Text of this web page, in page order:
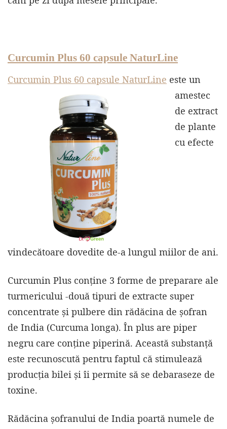
Curcumin Plus 60 capsule NaturLine
Curcumin Plus 60 capsule NaturLine este un
amestec
de extract
de plante
cu efecte
vindecătoare dovedite de-a lungul miilor de ani.
Curcumin Plus conține 3 forme de preparare ale
turmericului -două tipuri de extracte super
concentrate și pulbere din rădăcina de șofran
de India (Curcuma longa). În plus are piper
negru care conține piperină. Această substanță
este recunoscută pentru faptul că stimulează
producția bilei și îi permite să se debaraseze de
toxine.
Rădăcina șofranului de India poartă numele de